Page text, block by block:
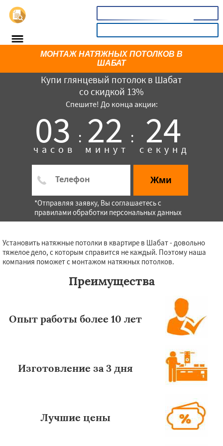
Купи глянцевый потолок в Шабат
со скидкой 13%
Спешите! До конца акции:
03 :
часов 22 :
минут 24
секунд
Жми
*Отправляя заявку, Вы соглашаетесь с
правилами обработки персональных данных
МОНТАЖ НАТЯЖНЫХ ПОТОЛКОВ В
ШАБАТ
Установить натяжные потолки в квартире в Шабат - довольно
тяжелое дело, с которым справится не каждый. Поэтому наша
компания поможет с монтажом натяжных потолков.
Преимущества
Опыт работы более 10 лет
Изготовление за 3 дня
Лучшие цены
×
Даю согласие на обработку персональных данных